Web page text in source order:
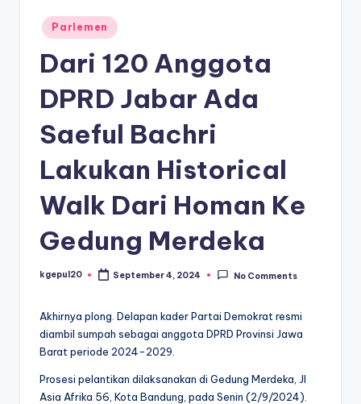
Posted
in
Parlemen
Dari 120 Anggota
DPRD Jabar Ada
Saeful Bachri
Lakukan Historical
Walk Dari Homan Ke
Gedung Merdeka
Posted
kgepul20 September 4, 2024 No Comments
Akhirnya plong. Delapan kader Partai Demokrat resmi
diambil sumpah sebagai anggota DPRD Provinsi Jawa
Barat periode 2024-2029.
Prosesi pelantikan dilaksanakan di Gedung Merdeka, Jl
Asia Afrika 56, Kota Bandung, pada Senin (2/9/2024).